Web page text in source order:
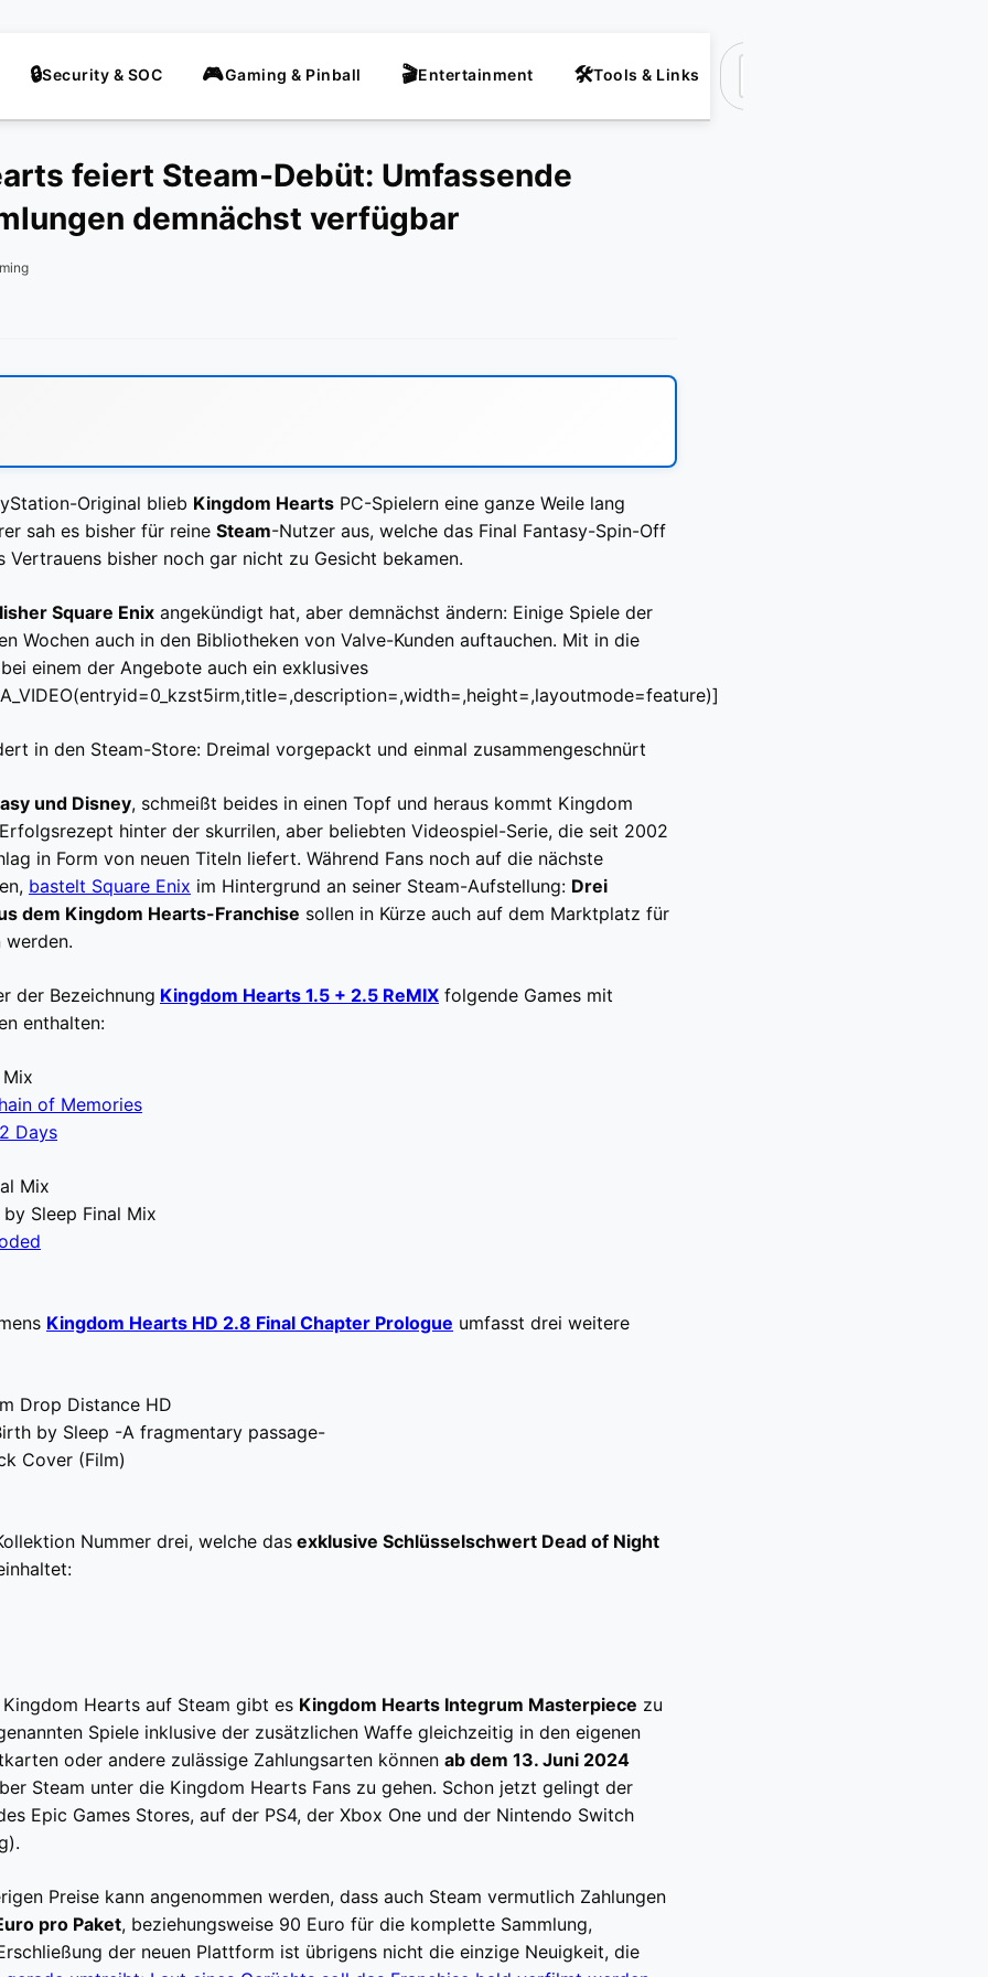
Security & SOC Gaming & Pinball Entertainment Tools & Links
feiert Steam-Debüt: Umfassende
demnächst verfügbar
Original blieb Kingdom Hearts PC-Spielern eine ganze Weile lang
sah es bisher für reine Steam-Nutzer aus, welche das Final Fantasy-Spin-Off
bisher noch gar nicht zu Gesicht bekamen.
Square Enix angekündigt hat, aber demnächst ändern: Einige Spiele der
Wochen auch in den Bibliotheken von Valve-Kunden auftauchen. Mit in die
einem der Angebote auch ein exklusives
in den Steam-Store: Dreimal vorgepackt und einmal zusammengeschnürt
und Disney, schmeißt beides in einen Topf und heraus kommt Kingdom
hinter der skurrilen, aber beliebten Videospiel-Serie, die seit 2002
in Form von neuen Titeln liefert. Während Fans noch auf die nächste
bastelt Square Enix im Hintergrund an seiner Steam-Aufstellung: Drei
dem Kingdom Hearts-Franchise sollen in Kürze auch auf dem Marktplatz für
werden.
der Bezeichnung Kingdom Hearts 1.5 + 2.5 ReMIX folgende Games mit
enthalten:
of Memories
Days
Mix
Sleep Final Mix
Kingdom Hearts HD 2.8 Final Chapter Prologue umfasst drei weitere
Drop Distance HD
by Sleep -A fragmentary passage-
Cover (Film)
Nummer drei, welche das exklusive Schlüsselschwert Dead of Night
Hearts auf Steam gibt es Kingdom Hearts Integrum Masterpiece zu
Spiele inklusive der zusätzlichen Waffe gleichzeitig in den eigenen
oder andere zulässige Zahlungsarten können ab dem 13. Juni 2024
Steam unter die Kingdom Hearts Fans zu gehen. Schon jetzt gelingt der
Epic Games Stores, auf der PS4, der Xbox One und der Nintendo Switch
Preise kann angenommen werden, dass auch Steam vermutlich Zahlungen
pro Paket, beziehungsweise 90 Euro für die komplette Sammlung,
der neuen Plattform ist übrigens nicht die einzige Neuigkeit, die